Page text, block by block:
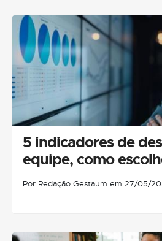
5 indicadores de
equipe, como
Por Redação Gestaum em 27/05/